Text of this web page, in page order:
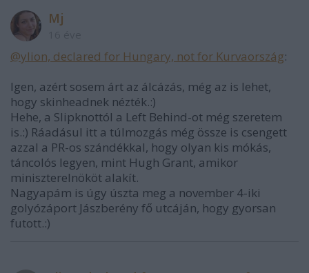
Mj
@ylion, declared for Hungary, not for Kurvaország:
Igen, azért sosem árt az álcázás, még az is lehet,
hogy skinheadnek nézték.:)
Hehe, a Slipknottól a Left Behind-ot még szeretem
is.:) Ráadásul itt a túlmozgás még össze is csengett
azzal a PR-os szándékkal, hogy olyan kis mókás,
táncolós legyen, mint Hugh Grant, amikor
miniszterelnököt alakít.
Nagyapám is úgy úszta meg a november 4-iki
golyózáport Jászberény fő utcáján, hogy gyorsan
futott.:)